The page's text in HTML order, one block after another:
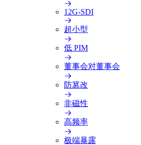
12G-SDI
超小型
低 PIM
董事会对董事会
防篡改
非磁性
高频率
极端暴露